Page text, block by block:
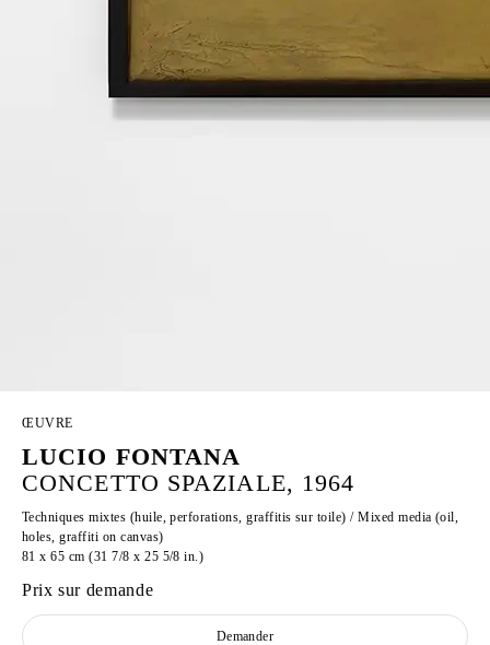
ŒUVRE
LUCIO FONTANA
CONCETTO SPAZIALE, 1964
Techniques mixtes (huile, perforations, graffitis sur toile) / Mixed media (oil,
holes, graffiti on canvas)
81 x 65 cm (31 7/8 x 25 5/8 in.)
Prix sur demande
Demander